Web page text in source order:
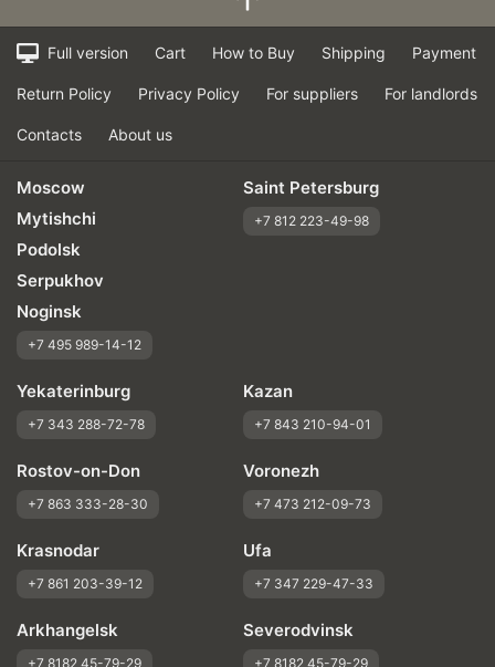
Full version Cart How to Buy Shipping Payment
Return Policy Privacy Policy For suppliers For landlords
Contacts About us
Moscow
Mytishchi
Podolsk
Serpukhov
Noginsk
+7 495 989-14-12
Saint Petersburg
+7 812 223-49-98
Yekaterinburg
+7 343 288-72-78
Kazan
+7 843 210-94-01
Rostov-on-Don
+7 863 333-28-30
Voronezh
+7 473 212-09-73
Krasnodar
+7 861 203-39-12
Ufa
+7 347 229-47-33
Arkhangelsk
+7 8182 45-79-29
Severodvinsk
+7 8182 45-79-29